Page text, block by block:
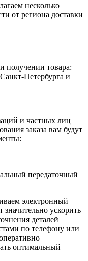
несколько
от региона доставки
получении товара:
Петербурга и
и частных лиц
заказа вам будут
передаточный
электронный
ускорить
деталей
по телефону или
оптимальный